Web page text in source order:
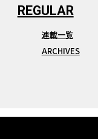
連載一覧
ARCHIVES